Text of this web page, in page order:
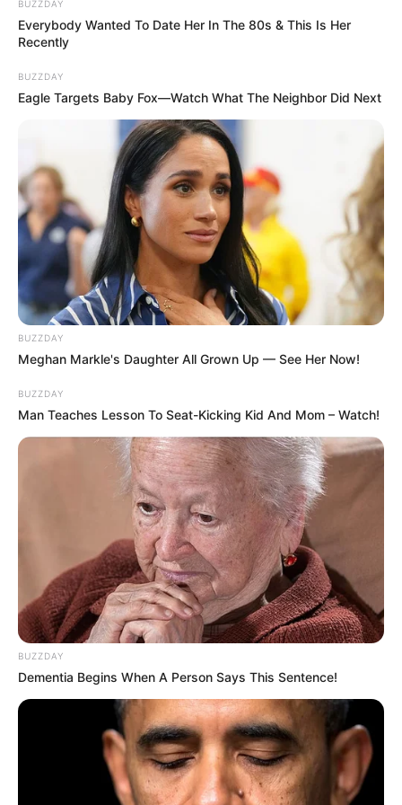
írta:
“A kis Pannikánk halála óta teljes csöndbe
burkolóztam. Egy hónapba telt, mire ezt meg
segítek másoknak megelőzni azt, amin keresztül
kellett menjünk. Ha újszülött gyermeked van, vagy
egy újszülött közelébe kerülsz, moss kezet.
Többször is, ha kell!
BUZZDAY
Everybody Wanted To Date Her In The 80s & This Is Her
Recently
BUZZDAY
Eagle Targets Baby Fox—Watch What The Neighbor Did Next
BUZZDAY
Meghan Markle's Daughter All Grown Up — See Her Now!
BUZZDAY
Man Teaches Lesson To Seat-Kicking Kid And Mom – Watch!
BUZZDAY
Dementia Begins When A Person Says This Sentence!